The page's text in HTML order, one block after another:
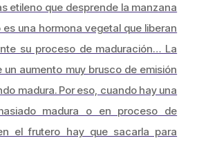
etileno que desprende la manzana
es una hormona vegetal que liberan
su proceso de maduración… La
un aumento muy brusco de emisión
madura. Por eso, cuando hay una
madura o en proceso de
el frutero hay que sacarla para